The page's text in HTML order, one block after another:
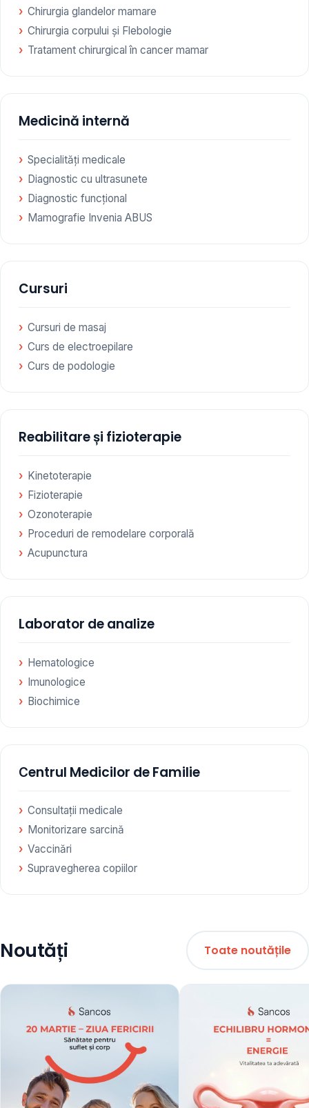
Chirurgia glandelor mamare
Chirurgia corpului și Flebologie
Tratament chirurgical în cancer mamar
Medicină internă
Specialități medicale
Diagnostic cu ultrasunete
Diagnostic funcțional
Mamografie Invenia ABUS
Cursuri
Cursuri de masaj
Curs de electroepilare
Curs de podologie
Reabilitare și fizioterapie
Kinetoterapie
Fizioterapie
Ozonoterapie
Proceduri de remodelare corporală
Acupunctura
Laborator de analize
Hematologice
Imunologice
Biochimice
Сentrul Medicilor de Familie
Consultații medicale
Monitorizare sarcină
Vaccinări
Supravegherea copiilor
Noutăți Toate noutățile